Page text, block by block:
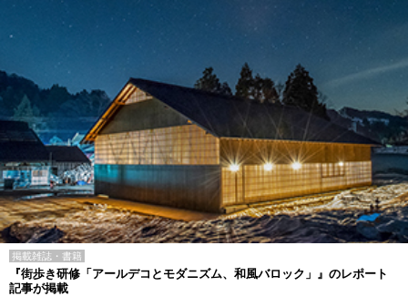
掲載雑誌・書籍
『街歩き研修「アールデコとモダニズム、和風バロック」』のレポート
記事が掲載